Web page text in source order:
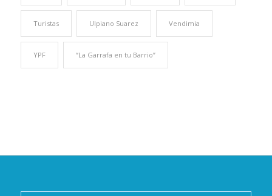
Turistas Ulpiano Suarez Vendimia
YPF “La Garrafa en tu Barrio”